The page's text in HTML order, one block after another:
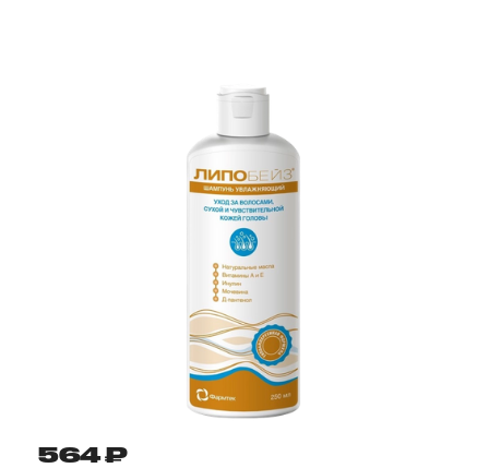
564 ₽